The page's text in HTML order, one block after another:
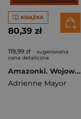
KSIĄŻKA
80,39 zł
119,99 zł - sugerowana
cena detaliczna
Amazonki. Wojowniczki starożytnego świata
Adrienne Mayor